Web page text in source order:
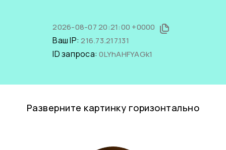
2026-08-07 20:21:00 +0000
Ваш IP:216.73.217.131
ID запроса:0LYhAHFYAGk1
Разверните картинку горизонтально